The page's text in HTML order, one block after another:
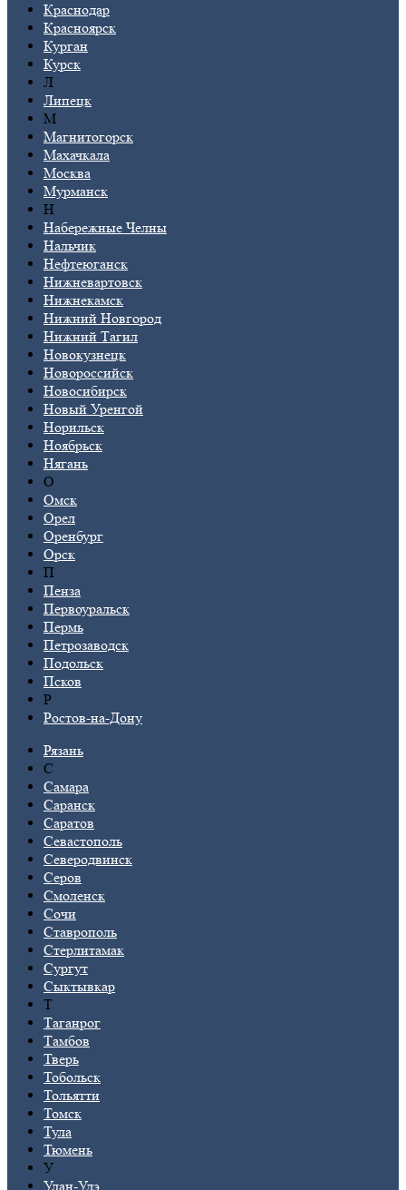
Краснодар
Красноярск
Курган
Курск
Л
Липецк
М
Магнитогорск
Махачкала
Москва
Мурманск
Н
Набережные Челны
Нальчик
Нефтеюганск
Нижневартовск
Нижнекамск
Нижний Новгород
Нижний Тагил
Новокузнецк
Новороссийск
Новосибирск
Новый Уренгой
Норильск
Ноябрьск
Нягань
О
Омск
Орел
Оренбург
Орск
П
Пенза
Первоуральск
Пермь
Петрозаводск
Подольск
Псков
Р
Ростов-на-Дону
Рязань
С
Самара
Саранск
Саратов
Севастополь
Северодвинск
Серов
Смоленск
Сочи
Ставрополь
Стерлитамак
Сургут
Сыктывкар
Т
Таганрог
Тамбов
Тверь
Тобольск
Тольятти
Томск
Тула
Тюмень
У
Улан-Удэ